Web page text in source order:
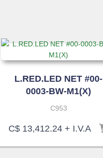
L.RED.LED NET #00-
0003-BW-M1(X)
C953
C$13,412.24+ I.V.A